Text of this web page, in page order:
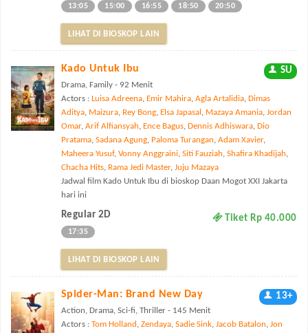
13:05 15:00 16:55 18:50 20:50
LIHAT DI BIOSKOP LAIN
Kado Untuk Ibu SU
Drama, Family - 92 Menit
Actors : Luisa Adreena, Emir Mahira, Agla Artalidia, Dimas
Aditya, Maizura, Rey Bong, Elsa Japasal , Mazaya Amania, Jordan
Omar, Arif Alfiansyah, Ence Bagus, Dennis Adhiswara, Dio
Pratama, Sadana Agung, Paloma Turangan, Adam Xavier,
Maheera Yusuf, Vonny Anggraini, Siti Fauziah, Shafira Khadijah,
Chacha Hits, Rama Jedi Master, Juju Mazaya
Jadwal film Kado Untuk Ibu di bioskop Daan Mogot XXI Jakarta
hari ini
Regular 2D Tiket Rp 40.000
17:35
LIHAT DI BIOSKOP LAIN
Spider-Man: Brand New Day 13+
Action, Drama, Sci-fi, Thriller - 145 Menit
Actors : Tom Holland , Zendaya, Sadie Sink, Jacob Batalon, Jon